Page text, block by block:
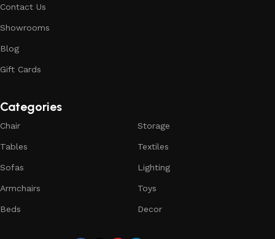
Contact Us
Showrooms
Blog
Gift Cards
Categories
Chair
Tables
Sofas
Armchairs
Beds
Storage
Textiles
Lighting
Toys
Decor